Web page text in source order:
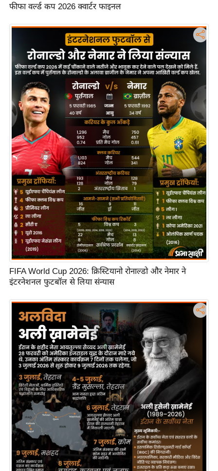
फीफा वर्ल्ड कप 2026 क्वार्टर फाइनल
FIFA World Cup 2026: क्रिस्टियानो रोनाल्डो और नेमार ने
इंटरनेशनल फुटबॉल से लिया संन्यास